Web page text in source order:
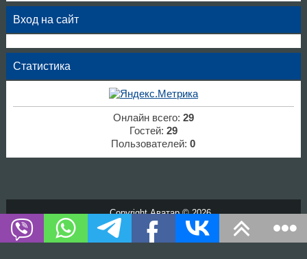
Вход на сайт
Статистика
Онлайн всего: 29
Гостей: 29
Пользователей:0
Copyright Аватар © 2026
Хостинг от
uCoz